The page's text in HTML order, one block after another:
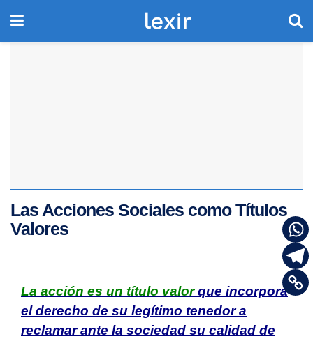
Las Acciones Sociales como Títulos
Valores
La acción es un título valorque incorpora
el derecho de su legítimo tenedor a
reclamar ante la sociedad su calidad de